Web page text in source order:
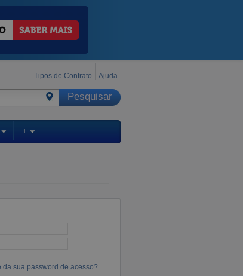
Tipos de Contrato Ajuda
+
da sua password de acesso?